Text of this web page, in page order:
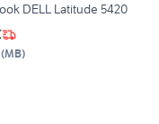
DELL Latitude 5420
(MB)